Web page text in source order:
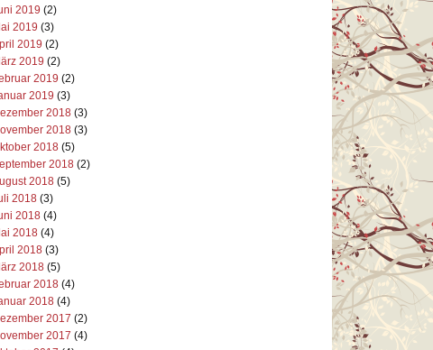
2019 (2)
2019 (3)
2019 (2)
2019 (2)
2019 (2)
2019 (3)
2018(3)
2018(3)
2018(5)
2018(2)
2018(5)
2018(3)
2018(4)
2018(4)
2018(3)
2018(5)
2018(4)
2018(4)
2017 (2)
2017 (4)